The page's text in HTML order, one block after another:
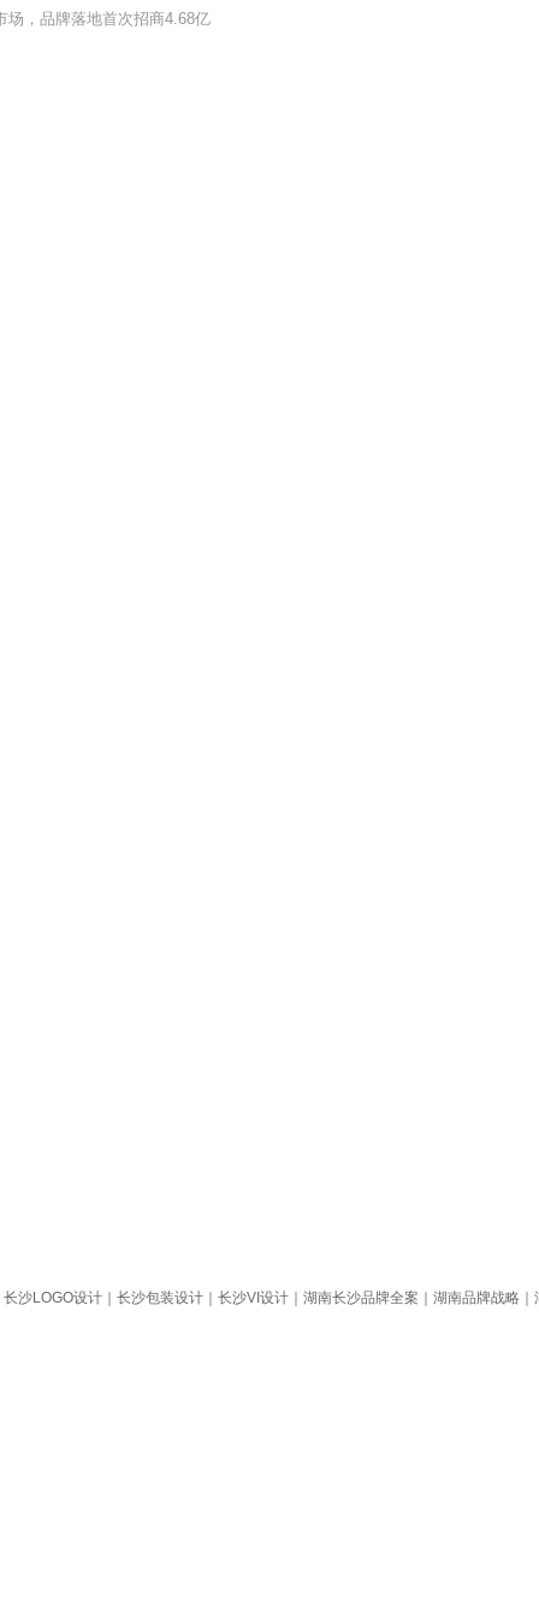
场，品牌落地首次招商4.68亿
LOGO设计｜长沙包装设计｜长沙VI设计｜湖南长沙品牌全案｜湖南品牌战略｜